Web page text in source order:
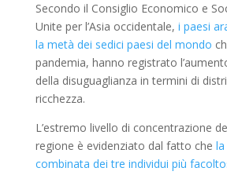
Secondo il Consiglio Economico e
Unite per l’Asia occidentale, i paesi
la metà dei sedici paesi del mondo
pandemia, hanno registrato
della disuguaglianza in termini di
ricchezza.
L’estremo livello di concentrazione
regione è evidenziato dal fatto che la
combinata dei tre individui più